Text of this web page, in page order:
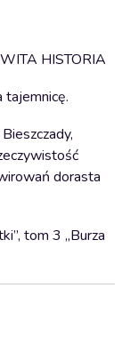
HISTORIA
tajemnicę.
dorasta
tom 3 „Burza